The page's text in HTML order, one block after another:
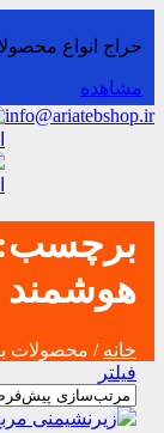
حراج انواع محصولات تا 20
مشاهده
info@ariatebshop.ir
هوشمند
خانه / محصولات
فیلتر